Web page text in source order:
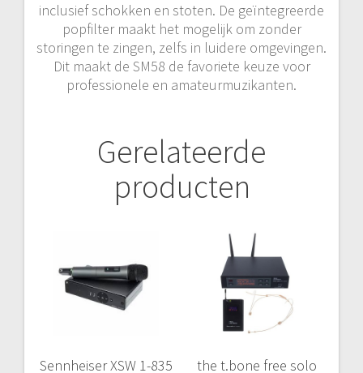
inclusief schokken en stoten. De geïntegreerde
popfilter maakt het mogelijk om zonder
storingen te zingen, zelfs in luidere omgevingen.
Dit maakt de SM58 de favoriete keuze voor
professionele en amateurmuzikanten.
Gerelateerde
producten
Sennheiser XSW 1-835
the t.bone free solo